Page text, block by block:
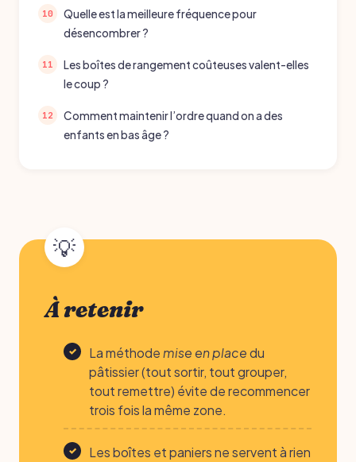
Quelle est la meilleure fréquence pour
désencombrer ?
Les boîtes de rangement coûteuses valent-elles
le coup ?
Comment maintenir l’ordre quand on a des
enfants en bas âge ?
À retenir
La méthodemise en placedu
pâtissier (tout sortir, tout grouper,
tout remettre) évite de recommencer
trois fois la même zone.
Les boîtes et paniers ne servent à rien